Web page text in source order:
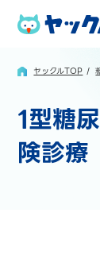
ヤックルTOP
1型糖
険診療